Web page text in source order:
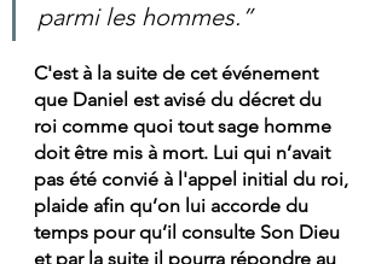
parmi les hommes.”
C'est à la suite de cet événement
que Daniel est avisé du décret du
roi comme quoi tout sage homme
doit être mis à mort. Lui qui n’avait
pas été convié à l'appel initial du roi,
plaide afin qu’on lui accorde du
temps pour qu’il consulte Son Dieu
et par la suite il pourra répondre au